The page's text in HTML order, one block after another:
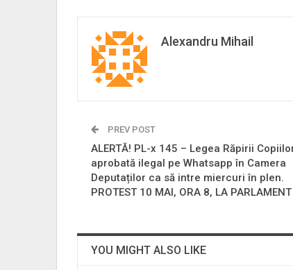
Alexandru Mihail
PREV POST
ALERTĂ! PL-x 145 – Legea Răpirii
aprobată ilegal pe Whatsapp în Camera
Deputaților ca să intre miercuri în plen.
PROTEST 10 MAI, ORA 8, LA PARLAMENT
YOU MIGHT ALSO LIKE